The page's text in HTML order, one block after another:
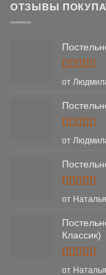
ОТЗЫВЫ
Оценка5
от
Оценка5
от
Оценка5
от Наталья
Классик)
Оценка5
от Наталья